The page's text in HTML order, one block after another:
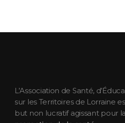
L’Association de Santé,
sur les Territoires de Lorraine
but non lucratif agissant pour la